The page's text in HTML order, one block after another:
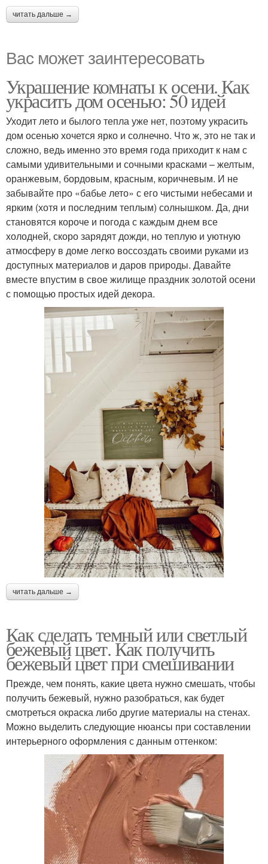
читать дальше →
Вас может заинтересовать
Украшение комнаты к осени. Как
украсить дом осенью: 50 идей
Уходит лето и былого тепла уже нет, поэтому украсить
дом осенью хочется ярко и солнечно. Что ж, это не так и
сложно, ведь именно это время года приходит к нам с
самыми удивительными и сочными красками – желтым,
оранжевым, бордовым, красным, коричневым. И не
забывайте про «бабье лето» с его чистыми небесами и
ярким (хотя и последним теплым) солнышком. Да, дни
становятся короче и погода с каждым днем все
холодней, скоро зарядят дожди, но теплую и уютную
атмосферу в доме легко воссоздать своими руками из
доступных материалов и даров природы. Давайте
вместе впустим в свое жилище праздник золотой осени
с помощью простых идей декора.
читать дальше →
Как сделать темный или светлый
бежевый цвет. Как получить
бежевый цвет при смешивании
Прежде, чем понять, какие цвета нужно смешать, чтобы
получить бежевый, нужно разобраться, как будет
смотреться окраска либо другие материалы на стенах.
Можно выделить следующие нюансы при составлении
интерьерного оформления с данным оттенком: